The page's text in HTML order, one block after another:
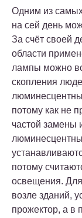
Одним из самых
на сей день
За счёт своей
области
лампы можно
скопления
потому как не
частой замены
потому
освещения.
возле зданий,
прожектор, а в